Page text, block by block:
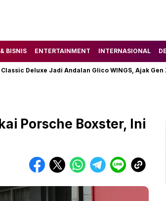
BISNIS ENTERTAINMENT INTERNASIONAL
Deluxe Jadi Andalan Glico WINGS, Ajak Gen Z
Porsche Boxster, Ini